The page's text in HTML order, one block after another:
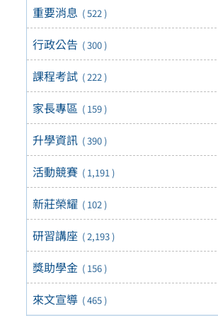
重要消息 ( 522 )
行政公告 ( 300 )
課程考試 ( 222 )
家長專區 ( 159 )
升學資訊 ( 390 )
活動競賽 ( 1,191 )
新莊榮耀 ( 102 )
研習講座 ( 2,193 )
獎助學金 ( 156 )
來文宣導 ( 465 )